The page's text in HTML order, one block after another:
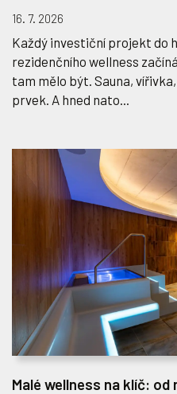
16. 7. 2026
Každý investiční projekt do
rezidenčního wellness
tam mělo být. Sauna,
prvek. A hned nato...
Malé wellness na klíč: